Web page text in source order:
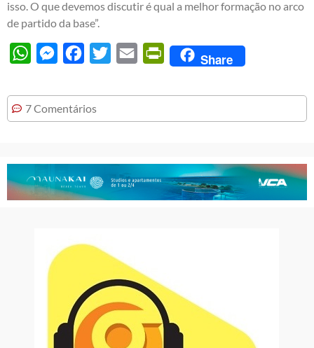
isso. O que devemos discutir é qual a melhor formação no arco
de partido da base”.
WhatsAppMessengerFacebook
Twitter Email PrintFriendly
Share
7 Comentários